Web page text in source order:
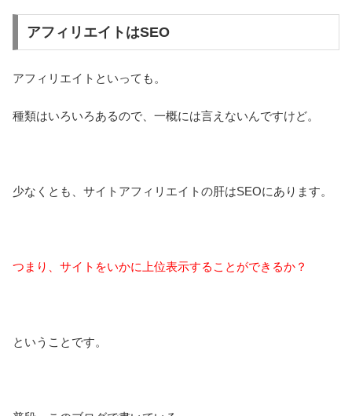
アフィリエイトはSEO
アフィリエイトといっても。
種類はいろいろあるので、一概には言えないんですけど。
少なくとも、サイトアフィリエイトの肝はSEOにあります。
つまり、サイトをいかに上位表示することができるか？
ということです。